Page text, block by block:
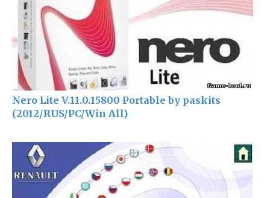
Nero Lite V.11.0.15800 Portable by paskits
(2012/RUS/PC/Win All)